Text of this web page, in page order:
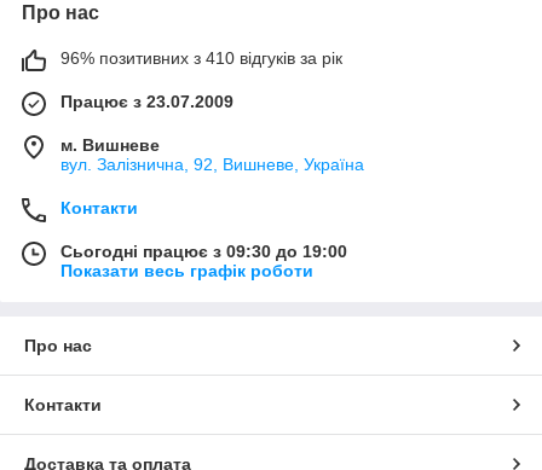
Про нас
96% позитивних з 410 відгуків за рік
Працює з 23.07.2009
м. Вишневе
вул. Залізнична, 92, Вишневе, Україна
Контакти
Сьогодні працює з 09:30 до 19:00
Показати весь графік роботи
Про нас
Контакти
Доставка та оплата